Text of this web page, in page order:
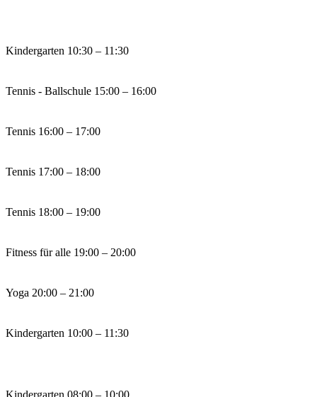
Kindergarten 10:30 – 11:30
Tennis - Ballschule 15:00 – 16:00
Tennis 16:00 – 17:00
Tennis 17:00 – 18:00
Tennis 18:00 – 19:00
Fitness für alle 19:00 – 20:00
Yoga 20:00 – 21:00
Kindergarten 10:00 – 11:30
Kindergarten 08:00 – 10:00